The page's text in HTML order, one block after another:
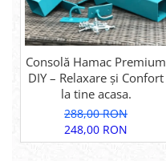
Consolă Hamac Premium
DIY – Relaxare și Confort
la tine acasa.
288,00 RON
248,00 RON